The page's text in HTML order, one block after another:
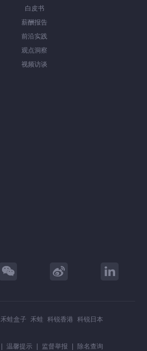
白皮书
薪酬报告
前沿实践
观点洞察
视频访谈
禾蛙盒子 禾蛙 科锐香港 科锐日本
| 温馨提示 | 监督举报 | 除名查询